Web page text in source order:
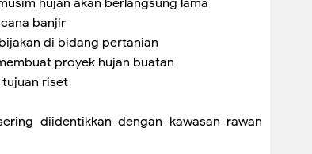
hujan akan berlangsung lama
banjir
di bidang pertanian
proyek hujan buatan
riset
diidentikkan dengan kawasan rawan